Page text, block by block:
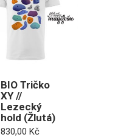
BIO Tričko
XY //
Lezecký
hold (Žlutá)
830,00Kč